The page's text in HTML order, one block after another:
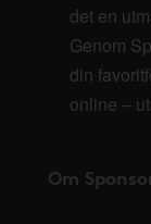
det en
Genom
din
online –
Om